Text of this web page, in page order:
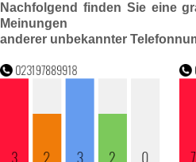
Nachfolgend finden Sie eine
Meinungen
anderer unbekannter